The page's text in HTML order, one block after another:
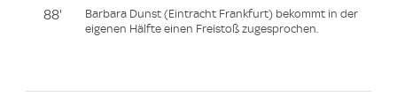
88'
Barbara Dunst (Eintracht Frankfurt) bekommt in der
eigenen Hälfte einen Freistoß zugesprochen.